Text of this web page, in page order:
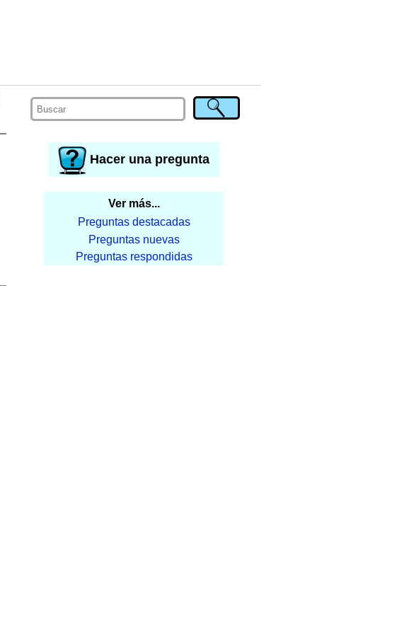
Hacer una pregunta
Ver más...
Preguntas destacadas
Preguntas nuevas
Preguntas respondidas